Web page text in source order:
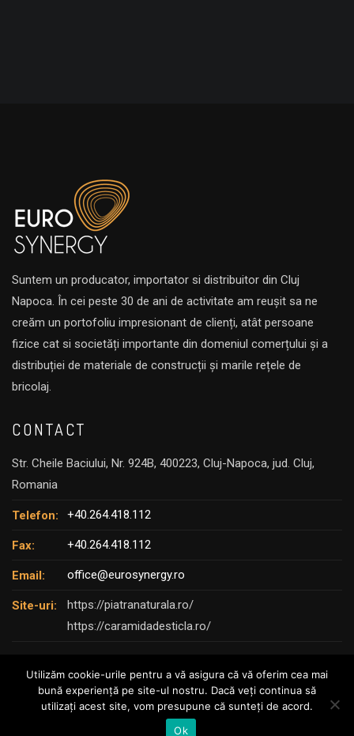
Suntem un producator, importator si distribuitor din Cluj
Napoca. În cei peste 30 de ani de activitate am reușit sa ne
creăm un portofoliu impresionant de clienți, atât persoane
fizice cat si societăți importante din domeniul comerțului și a
distribuției de materiale de construcții și marile rețele de
bricolaj.
CONTACT
Str. Cheile Baciului, Nr. 924B, 400223, Cluj-Napoca, jud. Cluj,
Romania
Telefon: +40.264.418.112
Fax: +40.264.418.112
Email: office@eurosynergy.ro
Site-uri:
https://piatranaturala.ro/
https://caramidadesticla.ro/
© Copyright 2025 – EURO SYNERGY
Utilizăm cookie-urile pentru a vă asigura că vă oferim cea mai
bună experiență pe site-ul nostru. Dacă veți continua să
utilizați acest site, vom presupune că sunteți de acord.
Ok